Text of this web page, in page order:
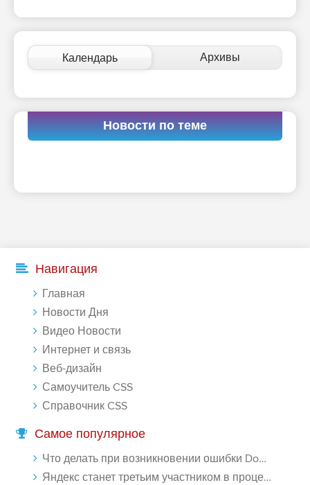
Календарь Архивы
Новости по теме
Навигация
Главная
Новости Дня
Видео Новости
Интернет и связь
Веб-дизайн
Самоучитель CSS
Справочник CSS
Самое популярное
Что делать при возникновении ошибки Download interrupted в Chrome - «Windows»
Яндекс станет третьим участником в процессе ФАС против Google - «Интернет»